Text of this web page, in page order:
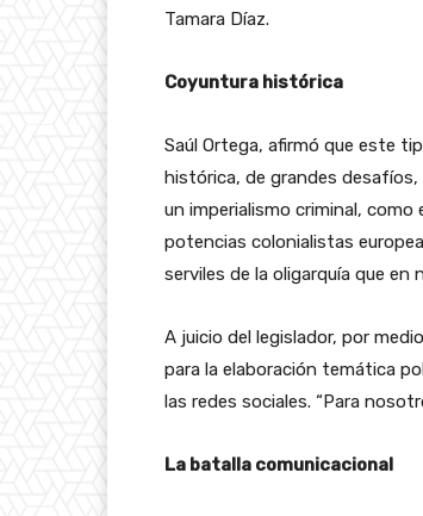
Tamara Díaz.
Coyuntura histórica
Saúl Ortega, afirmó que este
histórica, de grandes
un imperialismo criminal,
potencias colonialistas
serviles de la oligarquía que en
A juicio del legislador, por
para la elaboración temática
las redes sociales. “Para
La batalla comunicacional